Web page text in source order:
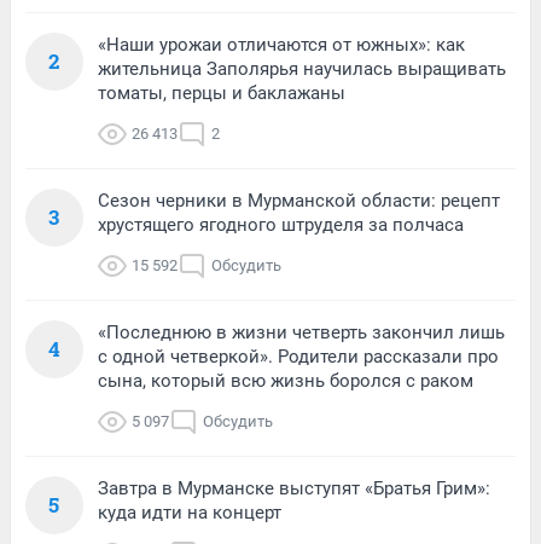
2
«Наши урожаи отличаются от южных»: как
жительница Заполярья научилась выращивать
томаты, перцы и баклажаны
26 413 2
3
Сезон черники в Мурманской области: рецепт
хрустящего ягодного штруделя за полчаса
15 592 Обсудить
4
«Последнюю в жизни четверть закончил лишь
с одной четверкой». Родители рассказали про
сына, который всю жизнь боролся с раком
5 097 Обсудить
5
Завтра в Мурманске выступят «Братья Грим»:
куда идти на концерт